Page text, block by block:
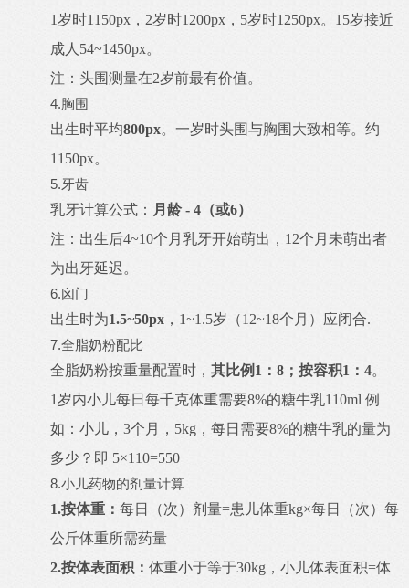
1岁时1150px，2岁时1200px，5岁时1250px。15岁接近
成人54~1450px。
注：头围测量在2岁前最有价值。
4.胸围
出生时平均800px。一岁时头围与胸围大致相等。约
1150px。
5.牙齿
乳牙计算公式： 月龄 - 4（或6）
注：出生后4~10个月乳牙开始萌出，12个月未萌出者
为出牙延迟。
6.囟门
出生时为1.5~50px ，1~1.5岁（12~18个月）应闭合.
7.全脂奶粉配比
全脂奶粉按重量配置时， 其比例1： 8； 按容积1： 4。
1岁内小儿每日每千克体重需要8%的糖牛乳110ml 例
如：小儿，3个月，5kg，每日需要8%的糖牛乳的量为
多少？即 5×110=550
8.小儿药物的剂量计算
1.按体重： 每日（次）剂量=患儿体重kg×每日（次）每
公斤体重所需药量
2.按体表面积： 体重小于等于30kg，小儿体表面积=体